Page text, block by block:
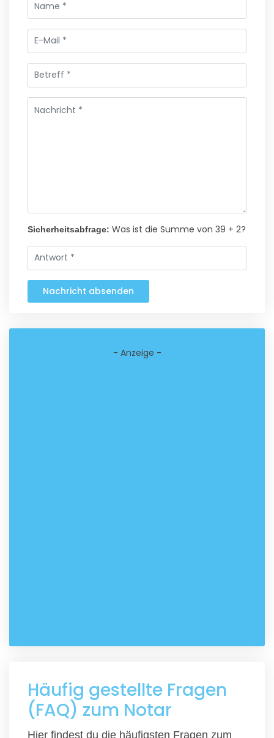
Sicherheitsabfrage: Was ist die Summe von 39 + 2?
Nachricht absenden
- Anzeige -
Häufig gestellte Fragen
(FAQ) zum Notar
Hier findest du die häufigsten Fragen zum